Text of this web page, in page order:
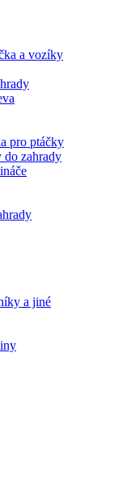
a vozíky
pro ptáčky
do zahrady
a jiné